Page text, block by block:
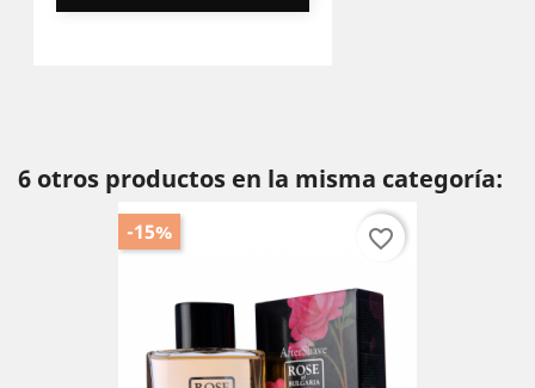
6 otros productos en la misma categoría:
-15% favorite_border